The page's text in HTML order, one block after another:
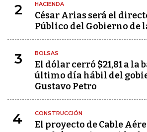
2 HACIENDA
César Arias será el
Público del Gobierno de
3 BOLSAS
El dólar cerró $21,81 a la
último día hábil del
Gustavo Petro
4 CONSTRUCCIÓN
El proyecto de Cable